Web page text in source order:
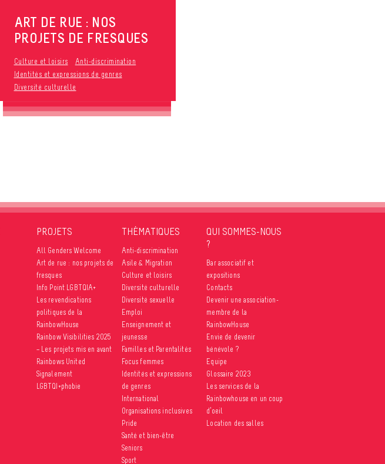
ART DE RUE : NOS
PROJETS DE FRESQUES
Culture et loisirs
Anti-discrimination
Identités et expressions de genres
Diversité culturelle
PROJETS
All Genders Welcome
Art de rue : nos projets de
fresques
Info Point LGBTQIA+
Les revendications
politiques de la
RainbowHouse
Rainbow Visibilities 2025
– Les projets mis en avant
Rainbows United
Signalement
LGBTQI+phobie
THÉMATIQUES
Anti-discrimination
Asile & Migration
Culture et loisirs
Diversité culturelle
Diversité sexuelle
Emploi
Enseignement et
jeunesse
Familles et Parentalités
Focus femmes
Identités et expressions
de genres
International
Organisations inclusives
Pride
Santé et bien-être
Seniors
Sport
QUI SOMMES-NOUS
?
Bar associatif et
expositions
Contacts
Devenir une association-
membre de la
RainbowHouse
Envie de devenir
bénévole ?
Equipe
Glossaire 2023
Les services de la
Rainbowhouse en un coup
d’oeil
Location des salles